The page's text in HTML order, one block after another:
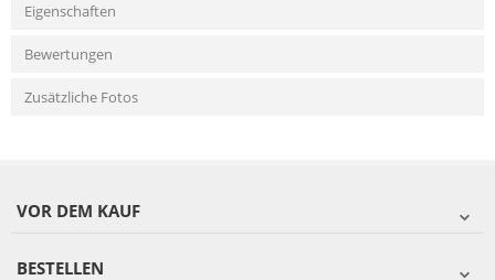
Eigenschaften
Bewertungen
Zusätzliche Fotos
VOR DEM KAUF
BESTELLEN